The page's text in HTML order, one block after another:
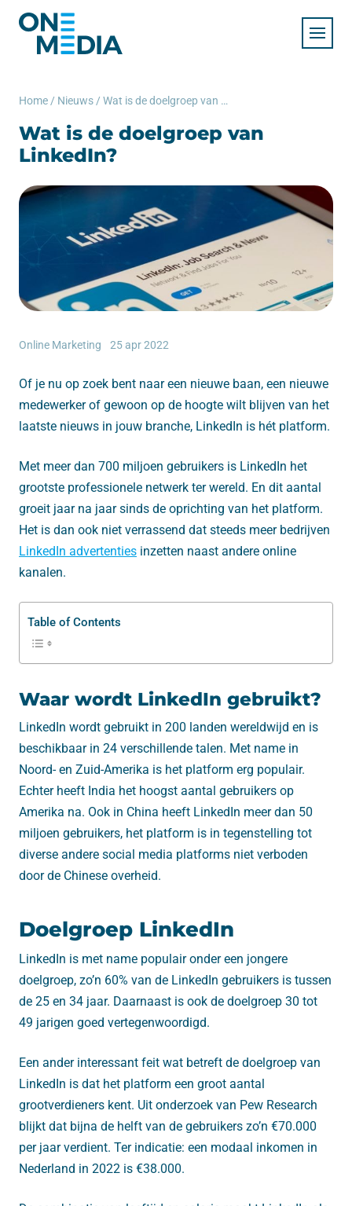
Home / Nieuws / Wat is de doelgroep van LinkedIn?
Wat is de doelgroep van
LinkedIn?
Online Marketing 25 apr 2022
Of je nu op zoek bent naar een nieuwe baan, een nieuwe
medewerker of gewoon op de hoogte wilt blijven van het
laatste nieuws in jouw branche, LinkedIn is hét platform.
Met meer dan 700 miljoen gebruikers is LinkedIn het
grootste professionele netwerk ter wereld. En dit aantal
groeit jaar na jaar sinds de oprichting van het platform.
Het is dan ook niet verrassend dat steeds meer bedrijven
LinkedIn advertenties inzetten naast andere online
kanalen.
Table of Contents
Waar wordt LinkedIn gebruikt?
LinkedIn wordt gebruikt in 200 landen wereldwijd en is
beschikbaar in 24 verschillende talen. Met name in
Noord- en Zuid-Amerika is het platform erg populair.
Echter heeft India het hoogst aantal gebruikers op
Amerika na. Ook in China heeft LinkedIn meer dan 50
miljoen gebruikers, het platform is in tegenstelling tot
diverse andere social media platforms niet verboden
door de Chinese overheid.
Doelgroep LinkedIn
LinkedIn is met name populair onder een jongere
doelgroep, zo’n 60% van de LinkedIn gebruikers is tussen
de 25 en 34 jaar. Daarnaast is ook de doelgroep 30 tot
49 jarigen goed vertegenwoordigd.
Een ander interessant feit wat betreft de doelgroep van
LinkedIn is dat het platform een groot aantal
grootverdieners kent. Uit onderzoek van Pew Research
blijkt dat bijna de helft van de gebruikers zo’n €70.000
per jaar verdient. Ter indicatie: een modaal inkomen in
Nederland in 2022 is €38.000.